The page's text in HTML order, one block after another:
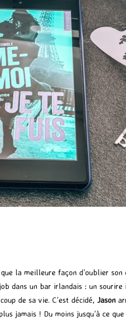
la meilleure façon d’oublier son
dans un bar irlandais : un
de sa vie. C’est décidé, Jason
jamais ! Du moins jusqu’à ce